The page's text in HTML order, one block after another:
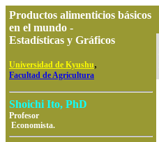
Productos alimenticios básicos
en el mundo -
Estadísticas y Gráficos
Universidad de Kyushu,
Facultad de Agricultura
Shoichi Ito, PhD
Profesor
Economista.